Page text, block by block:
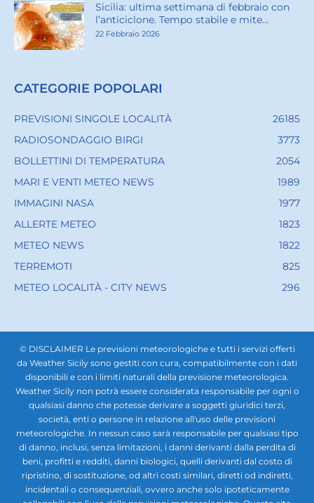
Sicilia: ultima settimana di febbraio con
l’anticiclone. Tempo stabile e mite...
22 Febbraio 2026
CATEGORIE POPOLARI
PREVISIONI SINGOLE LOCALITÀ
26185
RADIOSONDAGGIO BIRGI
3773
BOLLETTINI DI TEMPERATURA
2054
MARI E VENTI METEO NEWS
1989
IMMAGINI NASA
1977
ALLERTE METEO
1823
METEO NEWS
1822
TERREMOTI
825
METEO LOCALITÀ - CITY NEWS
296
© DISCLAIMER Le previsioni meteorologiche e tutti i servizi offerti
da Weather Sicily sono gestiti con cura, compatibilmente con i dati
disponibili e con i limiti naturali della previsione meteorologica.
Weather Sicily non potrà essere considerata responsabile per ogni o
qualsiasi danno che potesse derivare a soggetti giuridici terzi,
società, enti o persone in relazione all'uso delle previsioni
meteorologiche. In nessun caso sarà responsabile per qualsiasi tipo
di danno, inclusi, senza limitazioni, i danni derivanti dalla perdita di
beni, profitti e redditi, danni biologici, quelli derivanti dal costo di
ripristino, di sostituzione, od altri costi similari, diretti od indiretti,
incidentali o consequenziali, ovvero anche solo ipoteticamente